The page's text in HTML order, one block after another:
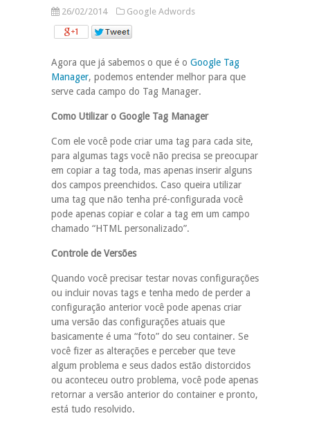
26/02/2014 Google Adwords
Agora que já sabemos o que é o Google Tag
Manager, podemos entender melhor para que
serve cada campo do Tag Manager.
Como Utilizar o Google Tag Manager
Com ele você pode criar uma tag para cada site,
para algumas tags você não precisa se preocupar
em copiar a tag toda, mas apenas inserir alguns
dos campos preenchidos. Caso queira utilizar
uma tag que não tenha pré-configurada você
pode apenas copiar e colar a tag em um campo
chamado “HTML personalizado”.
Controle de Versões
Quando você precisar testar novas configurações
ou incluir novas tags e tenha medo de perder a
configuração anterior você pode apenas criar
uma versão das configurações atuais que
basicamente é uma “foto” do seu container. Se
você fizer as alterações e perceber que teve
algum problema e seus dados estão distorcidos
ou aconteceu outro problema, você pode apenas
retornar a versão anterior do container e pronto,
está tudo resolvido.